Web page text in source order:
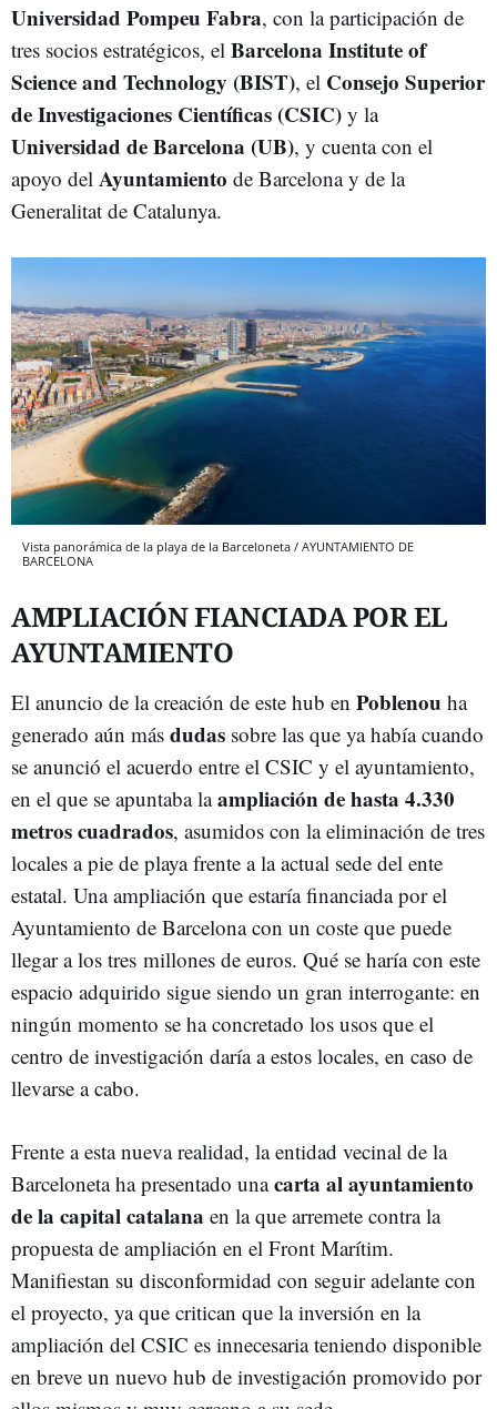
Universidad Pompeu Fabra, con la participación de
tres socios estratégicos, el Barcelona Institute of
Science and Technology (BIST), el Consejo Superior
de Investigaciones Científicas (CSIC) y la
Universidad de Barcelona (UB), y cuenta con el
apoyo del Ayuntamiento de Barcelona y de la
Generalitat de Catalunya.
Vista panorámica de la playa de la Barceloneta / AYUNTAMIENTO DE
BARCELONA
AMPLIACIÓN FIANCIADA POR EL
AYUNTAMIENTO
El anuncio de la creación de este hub en Poblenou ha
generado aún más dudas sobre las que ya había cuando
se anunció el acuerdo entre el CSIC y el ayuntamiento,
en el que se apuntaba laampliación de hasta 4.330
metros cuadrados, asumidos con la eliminación de tres
locales a pie de playa frente a la actual sede del ente
estatal. Una ampliación que estaría financiada por el
Ayuntamiento de Barcelona con un coste que puede
llegar a los tres millones de euros. Qué se haría con este
espacio adquirido sigue siendo un gran interrogante: en
ningún momento se ha concretado los usos que el
centro de investigación daría a estos locales, en caso de
llevarse a cabo.
Frente a esta nueva realidad, la entidad vecinal de la
Barceloneta ha presentado unacarta al ayuntamiento
de la capital catalana en la que arremete contra la
propuesta de ampliación en el Front Marítim.
Manifiestan su disconformidad con seguir adelante con
el proyecto, ya que critican que la inversión en la
ampliación del CSIC es innecesaria teniendo disponible
en breve un nuevo hub de investigación promovido por